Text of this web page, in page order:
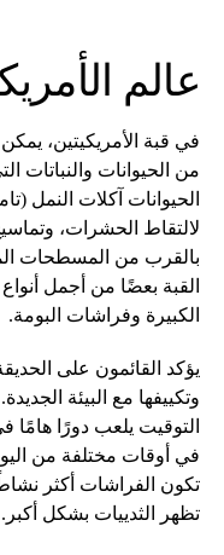
عالم
في قبة الأمريكيتين،
من الحيوانات والنباتات
الحيوانات آكلات النمل
لالتقاط الحشرات،
بالقرب من المسطحات
القبة بعضًا من أجمل
الكبيرة وفراشات البومة.
يؤكد القائمون على
وتكييفها مع البيئة
التوقيت يلعب دورًا هامًا
تكون الفراشات أكثر
تظهر الثدييات بشكل أكبر.